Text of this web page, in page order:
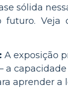
sólida
futuro.
A exposição
aprender a